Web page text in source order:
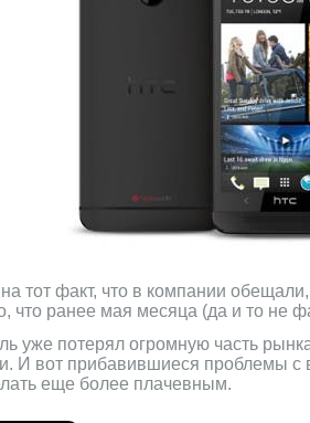
тот факт, что в компании
что ранее мая месяца (да и то не
уже потерял огромную часть
И вот прибавившиеся проблемы с
еще более плачевным.